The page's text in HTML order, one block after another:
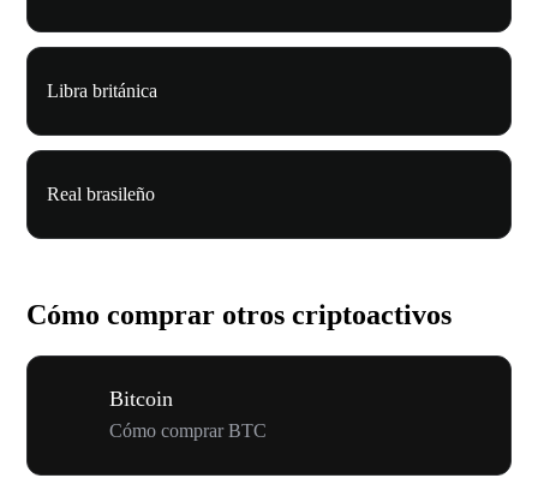
Libra británica
Real brasileño
Cómo comprar otros criptoactivos
Bitcoin
Cómo comprar BTC